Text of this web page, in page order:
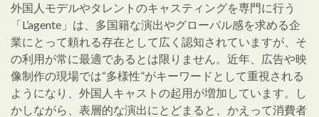
外国人モデルやタレントのキャスティングを専門に行う
「L’agente」は、多国籍な演出やグローバル感を求める企
業にとって頼れる存在として広く認知されていますが、そ
の利用が常に最適であるとは限りません。近年、広告や映
像制作の現場では“多様性”がキーワードとして重視される
ようになり、外国人キャストの起用が増加しています。し
かしながら、表層的な演出にとどまると、かえって消費者